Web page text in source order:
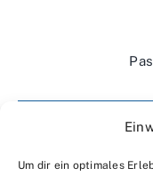
Um dir ein optimales